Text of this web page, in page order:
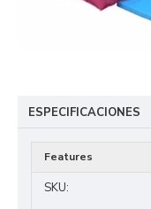
ESPECIFICACIONES
Features
SKU: